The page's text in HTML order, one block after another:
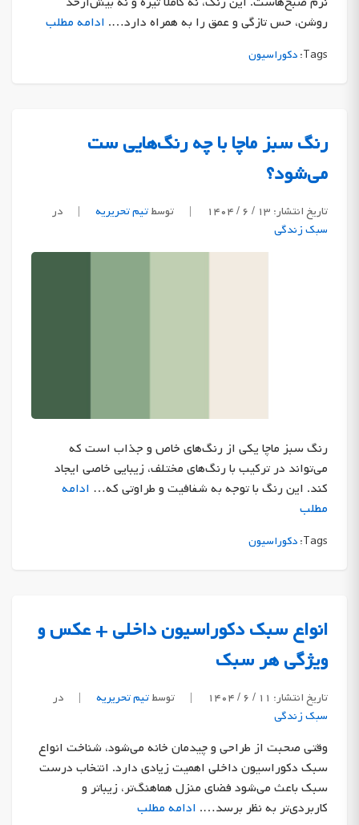
روشن، حس تازگی و عمق را به همراه دارد…. ادامه مطلب
Tags: دکوراسیون
رنگ سبز ماچا با چه رنگ‌هایی ست
می‌شود؟
تاریخ انتشار: ۱۳ / ۶ / ۱۴۰۴ | توسطتیم تحریریه |
در
سبک زندگی
رنگ سبز ماچا یکی از رنگ‌های خاص و جذاب است که
می‌تواند در ترکیب با رنگ‌های مختلف، زیبایی خاصی ایجاد
کند. این رنگ با توجه به شفافیت و طراوتی که… ادامه
مطلب
Tags: دکوراسیون
انواع سبک دکوراسیون داخلی + عکس و
ویژگی هر سبک
تاریخ انتشار: ۱۱ / ۶ / ۱۴۰۴ | توسطتیم تحریریه |
در
سبک زندگی
وقتی صحبت از طراحی و چیدمان خانه می‌شود، شناخت انواع
سبک دکوراسیون داخلی اهمیت زیادی دارد. انتخاب درست
سبک باعث می‌شود فضای منزل هماهنگ‌تر، زیباتر و
کاربردی‌تر به نظر برسد…. ادامه مطلب